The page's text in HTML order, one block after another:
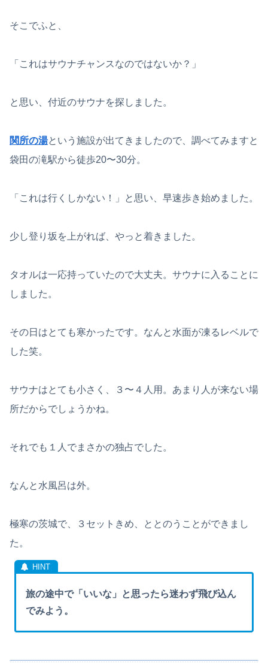
そこでふと、
「これはサウナチャンスなのではないか？」
と思い、付近のサウナを探しました。
関所の湯という施設が出てきましたので、調べてみますと
袋田の滝駅から徒歩20〜30分。
「これは行くしかない！」と思い、早速歩き始めました。
少し登り坂を上がれば、やっと着きました。
タオルは一応持っていたので大丈夫。サウナに入ることに
しました。
その日はとても寒かったです。なんと水面が凍るレベルで
した笑。
サウナはとても小さく、３〜４人用。あまり人が来ない場
所だからでしょうかね。
それでも１人でまさかの独占でした。
なんと水風呂は外。
極寒の茨城で、３セットきめ、ととのうことができまし
た。
旅の途中で「いいな」と思ったら迷わず飛び込ん
でみよう。